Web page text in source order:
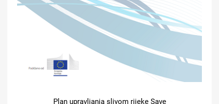
Plan upravljanja slivom rijeke Save